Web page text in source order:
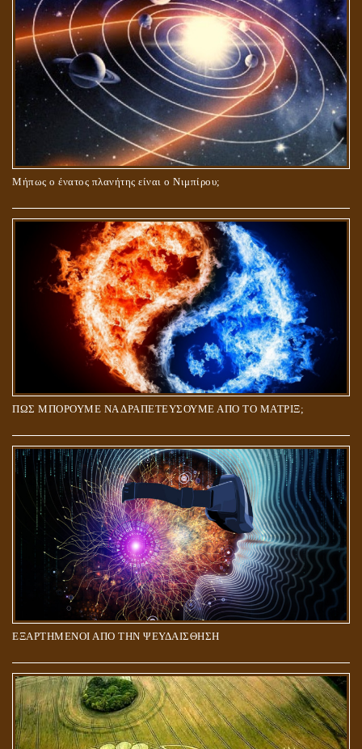
Μήπως ο ένατος πλανήτης είναι ο Νιμπίρου;
ΠΩΣ ΜΠΟΡΟΥΜΕ ΝΑ ΔΡΑΠΕΤΕΥΣΟΥΜΕ ΑΠΟ ΤΟ ΜΑΤΡΙΞ;
ΕΞΑΡΤΗΜΕΝΟΙ ΑΠΟ ΤΗΝ ΨΕΥΔΑΙΣΘΗΣΗ